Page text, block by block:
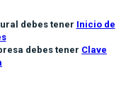
debes tener Inicio de
debes tener Clave